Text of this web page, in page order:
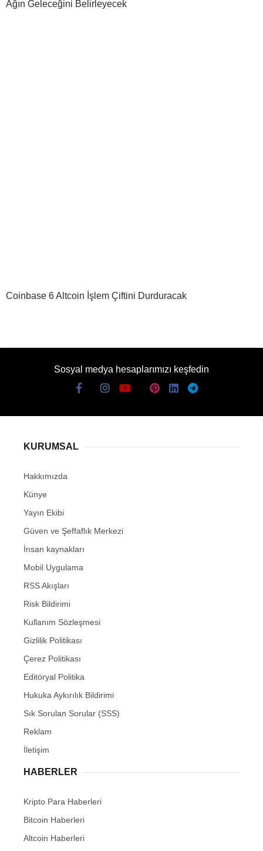
Ağın Geleceğini Belirleyecek
Coinbase 6 Altcoin İşlem Çiftini Durduracak
Sosyal medya hesaplarımızı keşfedin
KURUMSAL
Hakkımızda
Künye
Yayın Ekibi
Güven ve Şeffaflık Merkezi
İnsan kaynakları
Mobil Uygulama
RSS Akışları
Risk Bildirimi
Kullanım Sözleşmesi
Gizlilik Politikası
Çerez Politikası
Editöryal Politika
Hukuka Aykırılık Bildirimi
Sık Sorulan Sorular (SSS)
Reklam
İletişim
HABERLER
Kripto Para Haberleri
Bitcoin Haberleri
Altcoin Haberleri